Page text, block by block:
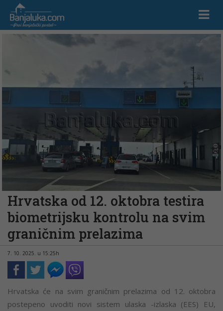
Hrvatska od 12. oktobra testira
biometrijsku kontrolu na svim
graničnim prelazima
7. 10. 2025. u 15:25h
Hrvatska će na svim graničnim prelazima od 12. oktobra
postepeno uvoditi novi sistem ulaska -izlaska (EES) EU,